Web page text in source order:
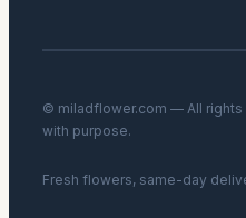
© miladflower.com — All
with purpose.
Fresh flowers, same-day